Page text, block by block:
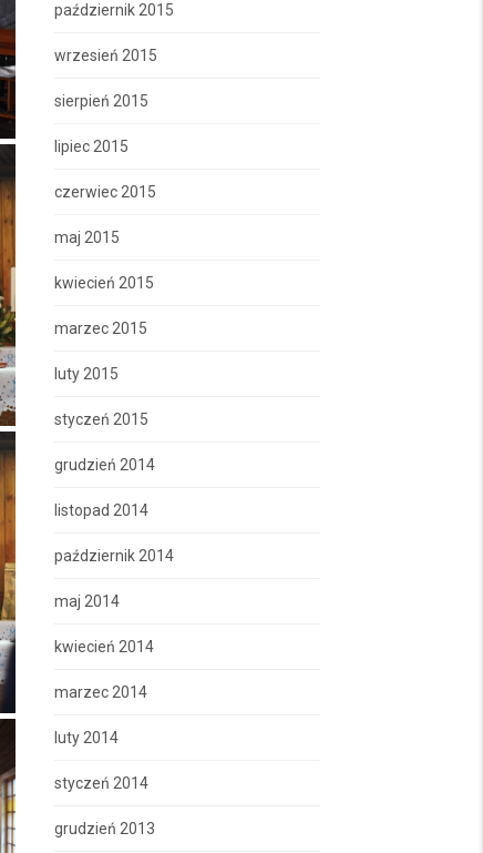
październik 2015
wrzesień 2015
sierpień 2015
lipiec 2015
czerwiec 2015
maj 2015
kwiecień 2015
marzec 2015
luty 2015
styczeń 2015
grudzień 2014
listopad 2014
październik 2014
maj 2014
kwiecień 2014
marzec 2014
luty 2014
styczeń 2014
grudzień 2013